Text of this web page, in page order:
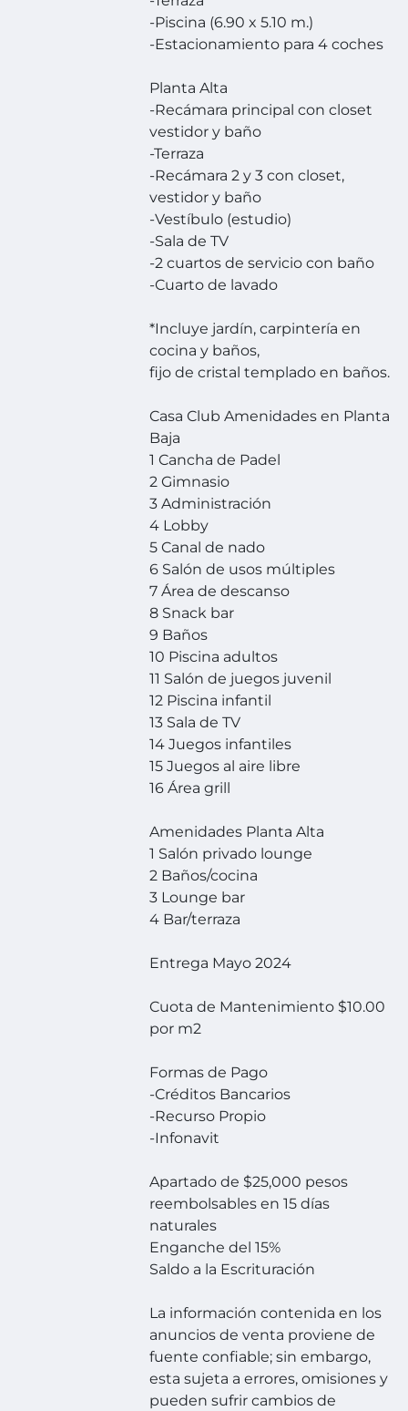
-Piscina (6.90 x 5.10 m.)
-Estacionamiento para 4 coches
Planta Alta
-Recámara principal con closet
vestidor y baño
-Terraza
-Recámara 2 y 3 con closet,
vestidor y baño
-Vestíbulo (estudio)
-Sala de TV
-2 cuartos de servicio con baño
-Cuarto de lavado
*Incluye jardín, carpintería en
cocina y baños,
fijo de cristal templado en baños.
Casa Club Amenidades en Planta
Baja
1 Cancha de Padel
2 Gimnasio
3 Administración
4 Lobby
5 Canal de nado
6 Salón de usos múltiples
7 Área de descanso
8 Snack bar
9 Baños
10 Piscina adultos
11 Salón de juegos juvenil
12 Piscina infantil
13 Sala de TV
14 Juegos infantiles
15 Juegos al aire libre
16 Área grill
Amenidades Planta Alta
1 Salón privado lounge
2 Baños/cocina
3 Lounge bar
4 Bar/terraza
Entrega Mayo 2024
Cuota de Mantenimiento $10.00
por m2
Formas de Pago
-Créditos Bancarios
-Recurso Propio
-Infonavit
Apartado de $25,000 pesos
reembolsables en 15 días
naturales
Enganche del 15%
Saldo a la Escrituración
La información contenida en los
anuncios de venta proviene de
fuente confiable; sin embargo,
esta sujeta a errores, omisiones y
pueden sufrir cambios de